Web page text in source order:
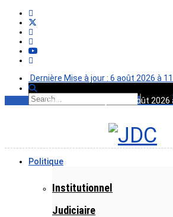
Dernière Mise à jour : 6 août 2026 à
Dernière Mise à jour : 6 août 2026
Politique
Institutionnel
Judiciaire